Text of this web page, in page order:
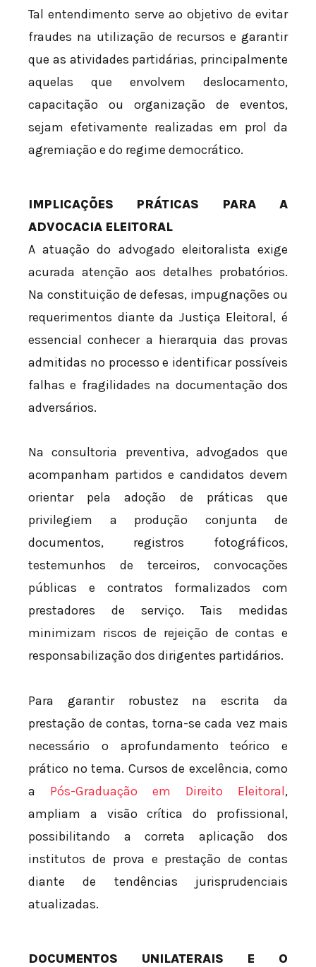
Tal entendimento serve ao objetivo de evitar
fraudes na utilização de recursos e garantir
que as atividades partidárias, principalmente
aquelas que envolvem deslocamento,
capacitação ou organização de eventos,
sejam efetivamente realizadas em prol da
agremiação e do regime democrático.
IMPLICAÇÕES PRÁTICAS PARA A
ADVOCACIA ELEITORAL
A atuação do advogado eleitoralista exige
acurada atenção aos detalhes probatórios.
Na constituição de defesas, impugnações ou
requerimentos diante da Justiça Eleitoral, é
essencial conhecer a hierarquia das provas
admitidas no processo e identificar possíveis
falhas e fragilidades na documentação dos
adversários.
Na consultoria preventiva, advogados que
acompanham partidos e candidatos devem
orientar pela adoção de práticas que
privilegiem a produção conjunta de
documentos, registros fotográficos,
testemunhos de terceiros, convocações
públicas e contratos formalizados com
prestadores de serviço. Tais medidas
minimizam riscos de rejeição de contas e
responsabilização dos dirigentes partidários.
Para garantir robustez na escrita da
prestação de contas, torna-se cada vez mais
necessário o aprofundamento teórico e
prático no tema. Cursos de excelência, como
a Pós-Graduação em Direito Eleitoral,
ampliam a visão crítica do profissional,
possibilitando a correta aplicação dos
institutos de prova e prestação de contas
diante de tendências jurisprudenciais
atualizadas.
DOCUMENTOS UNILATERAIS E O